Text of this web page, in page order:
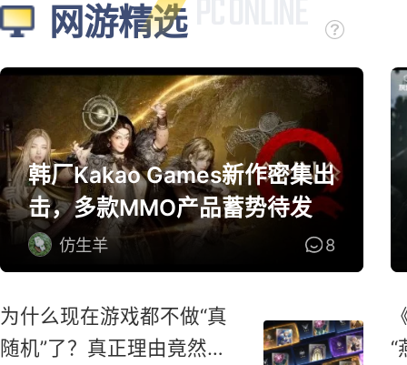
网游精选
韩厂Kakao Games新作密集出
击，多款MMO产品蓄势待发
仿生羊 8
为什么现在游戏都不做“真
随机”了？真正理由竟然
“